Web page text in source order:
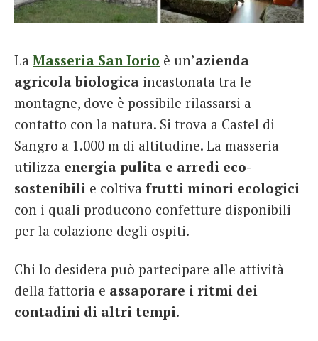
La Masseria San Iorio è un’azienda
agricola biologica incastonata tra le
montagne, dove è possibile rilassarsi a
contatto con la natura. Si trova a Castel di
Sangro a 1.000 m di altitudine. La masseria
utilizza energia pulita e arredi eco-
sostenibili e coltiva frutti minori ecologici
con i quali producono confetture disponibili
per la colazione degli ospiti.
Chi lo desidera può partecipare alle attività
della fattoria e assaporare i ritmi dei
contadini di altri tempi.